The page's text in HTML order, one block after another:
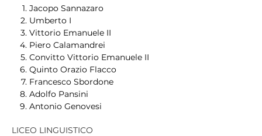
Jacopo Sannazaro
Umberto I
Vittorio Emanuele II
Piero Calamandrei
Convitto Vittorio Emanuele II
Quinto Orazio Flacco
Francesco Sbordone
Adolfo Pansini
Antonio Genovesi
LICEO LINGUISTICO